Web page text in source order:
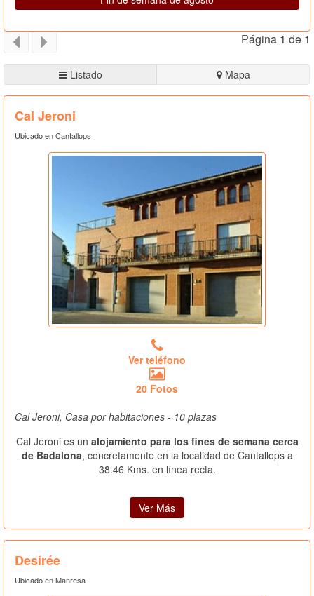
Página 1 de 1
Listado Mapa
Cal Jeroni
Ubicado en Cantallops
Ver teléfono
20 Fotos
Cal Jeroni, Casa por habitaciones - 10 plazas
Cal Jeroni es un alojamiento para los fines de semana cerca
de Badalona, concretamente en la localidad de Cantallops a
38.46 Kms. en línea recta.
Ver Más
Desirée
Ubicado en Manresa